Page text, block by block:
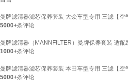
曼牌滤清器滤芯保养套装 大众车型专用 三滤【
5000+条评论
曼牌滤清器（MANNFILTER）曼牌保养套装 适
1000+条评论
曼牌滤清器滤芯保养套装 本田车型专用 三滤【
5000+条评论